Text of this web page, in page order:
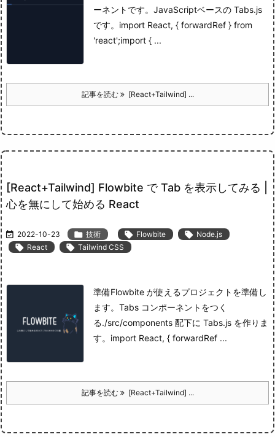
ーネントです。JavaScriptベースの Tabs.js
です。 import React, { forwardRef } from
'react';import { ...
記事を読む [React+Tailwind] ...
[React+Tailwind] Flowbite で Tab を表示してみる |
心を無にして始める React
 2022-10-23  技術  Flowbite  Node.js
 React  Tailwind CSS
準備Flowbite が使えるプロジェクトを準備し
ます。Tabs コンポーネントをつく
る./src/components 配下に Tabs.js を作りま
す。 import React, { forwardRef ...
記事を読む [React+Tailwind] ...